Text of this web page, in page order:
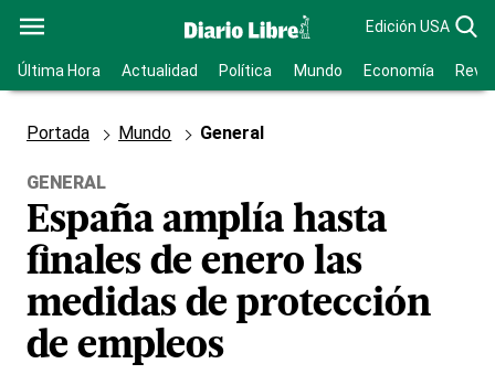
Edición USA
Última Hora Actualidad Política Mundo Economía
Portada Mundo General
GENERAL
España amplía hasta
finales de enero las
medidas de protección
de empleos